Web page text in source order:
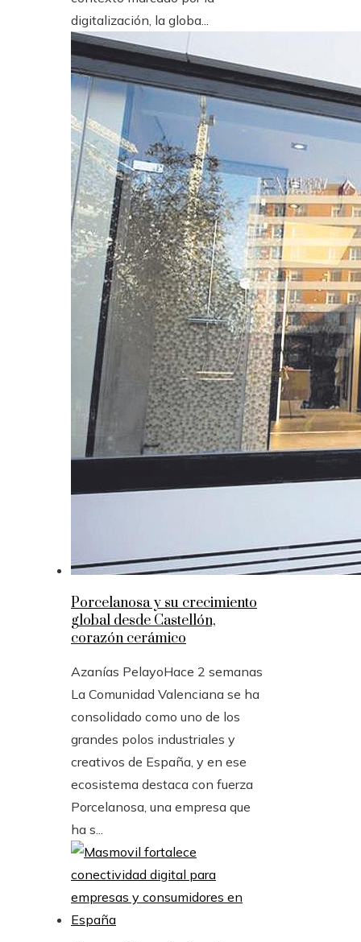
digitalización, la globa...
Porcelanosa y su crecimiento
global desde Castellón,
corazón cerámico
Azanías PelayoHace 2 semanas
La Comunidad Valenciana se ha
consolidado como uno de los
grandes polos industriales y
creativos de España, y en ese
ecosistema destaca con fuerza
Porcelanosa, una empresa que
ha s...